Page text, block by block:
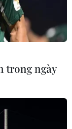
việc cắt
trong ngày